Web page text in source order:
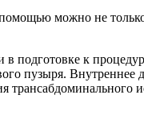
можно не
подготовке к
пузыря.